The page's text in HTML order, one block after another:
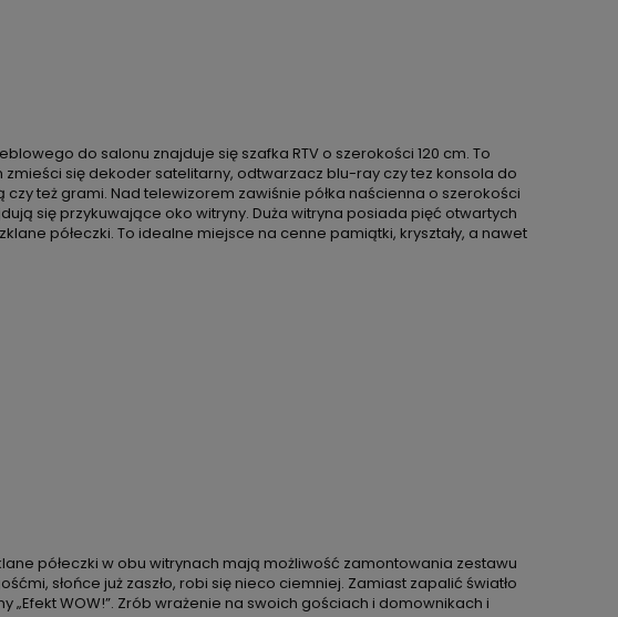
do salonu znajduje się szafka RTV o szerokości 120 cm. To
się dekoder satelitarny, odtwarzacz blu-ray czy tez konsola do
też grami. Nad telewizorem zawiśnie półka naścienna o szerokości
się przykuwające oko witryny. Duża witryna posiada pięć otwartych
półeczki. To idealne miejsce na cenne pamiątki, kryształy, a nawet
półeczki w obu witrynach mają możliwość zamontowania zestawu
słońce już zaszło, robi się nieco ciemniej. Zamiast zapalić światło
WOW!”. Zrób wrażenie na swoich gościach i domownikach i